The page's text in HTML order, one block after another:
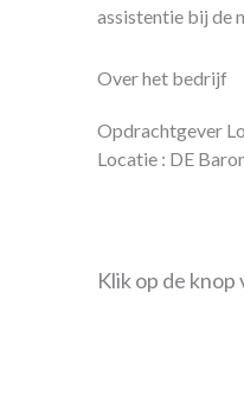
assistentie bij de
Over het bedrijf
Opdrachtgever
Locatie : DE
Klik op de